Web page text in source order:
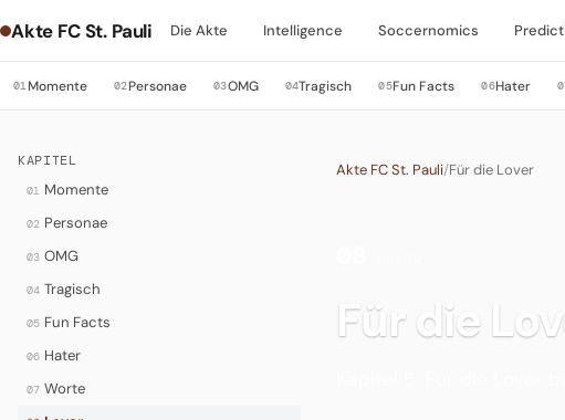
Akte FC St. Pauli Die Akte Intelligence Soccernomics
01Momente 02Personae 03OMG 04Tragisch 05Fun Facts 06Hater
KAPITEL
01 Momente
02 Personae
03 OMG
04 Tragisch
05 Fun Facts
06 Hater
07 Worte
Akte FC St. Pauli/Für die Lover
Für die